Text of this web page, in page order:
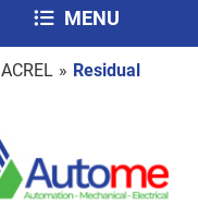
MENU
ACREL » Residual